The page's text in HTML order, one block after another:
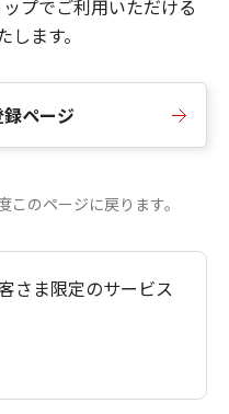
プでご利用いただける
ます。
ページ
のページに戻ります。
さま限定のサービス